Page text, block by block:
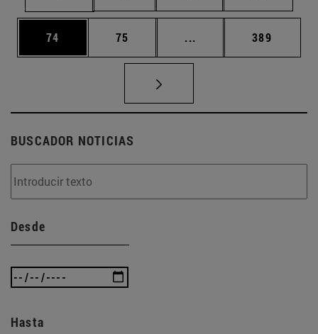
Página
74 Página
75 ... Páginas intermedias
Página
389
BUSCADOR NOTICIAS
Desde
Hasta